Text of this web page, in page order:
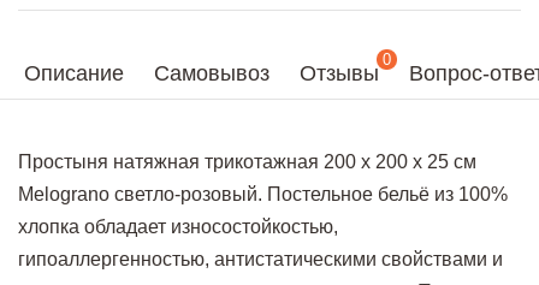
Описание Самовывоз Отзывы
0
Вопрос-
Простыня натяжная трикотажная 200 x 200 х 25 см
Melograno светло-розовый. Постельное бельё из 100%
хлопка обладает износостойкостью,
гипоаллергенностью, антистатическими свойствами и